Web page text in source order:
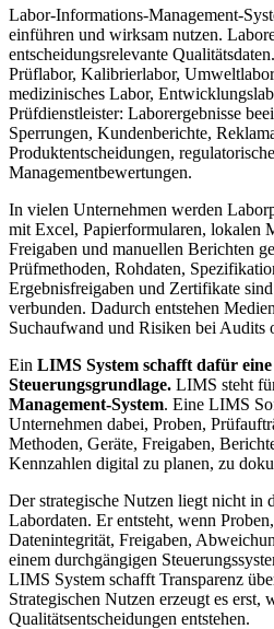
Labor-Informations-Management-
einführen und wirksam nutzen.
entscheidungsrelevante
Prüflabor, Kalibrierlabor,
medizinisches Labor,
Prüfdienstleister: Laborergebnisse
Sperrungen, Kundenberichte,
Produktentscheidungen,
Managementbewertungen.
In vielen Unternehmen werden
mit Excel, Papierformularen, lokalen
Freigaben und manuellen Berichten
Prüfmethoden, Rohdaten,
Ergebnisfreigaben und Zertifikate
verbunden. Dadurch entstehen
Suchaufwand und Risiken bei Audits
Ein LIMS System schafft dafür
Steuerungsgrundlage. LIMS steht
Management-System. Eine LIMS
Unternehmen dabei, Proben,
Methoden, Geräte, Freigaben,
Kennzahlen digital zu planen, zu
Der strategische Nutzen liegt nicht in
Labordaten. Er entsteht, wenn
Datenintegrität, Freigaben,
einem durchgängigen
LIMS System schafft Transparenz
Strategischen Nutzen erzeugt es erst,
Qualitätsentscheidungen entstehen.